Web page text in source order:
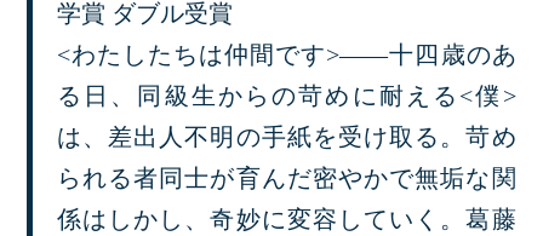
学賞 ダブル受賞
<わたしたちは仲間です>――十四歳のあ
る日、同級生からの苛めに耐える<僕>
は、差出人不明の手紙を受け取る。苛め
られる者同士が育んだ密やかで無垢な関
係はしかし、奇妙に変容していく。葛藤